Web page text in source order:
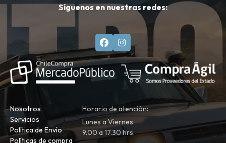
Síguenos en nuestras redes:
Nosotros
Servicios
Política de Envío
Políticas de compra
Horario de atención:
Lunes a Viernes
9.00 a 17.30 hrs.